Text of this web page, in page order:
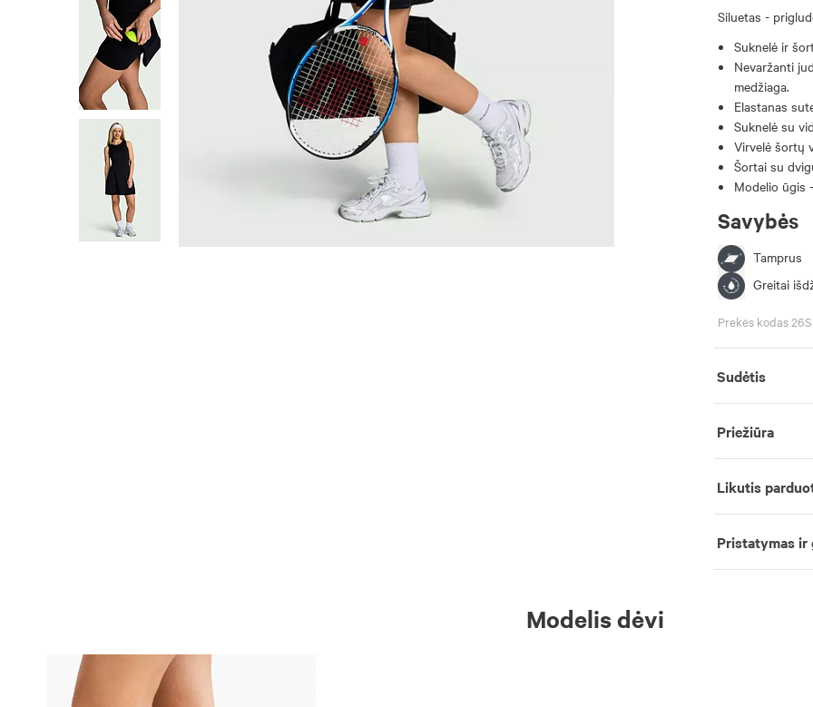
Siluetas -
Suknelė ir
Nevaržanti
medžiaga.
Elastanas
Suknelė su
Virvelė šortų
Šortai su
Modelio ūgis
Savybės
Tamprus
Greitai
Prekės kodas
Sudėtis
Priežiūra
Likutis
Pristatymas ir
Modelis dėvi